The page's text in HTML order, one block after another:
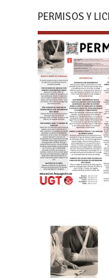
PERMISOS Y